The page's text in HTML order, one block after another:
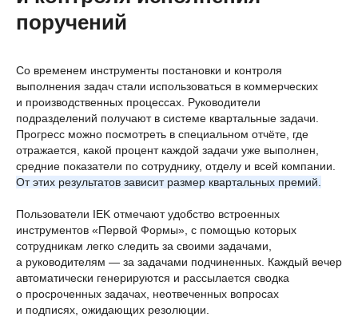
поручений
Со временем инструменты постановки и контроля
выполнения задач стали использоваться в коммерческих
и производственных процессах. Руководители
подразделений получают в системе квартальные задачи.
Прогресс можно посмотреть в специальном отчёте, где
отражается, какой процент каждой задачи уже выполнен,
средние показатели по сотруднику, отделу и всей компании.
От этих результатов зависит размер квартальных премий.
Пользователи IEK отмечают удобство встроенных
инструментов «Первой Формы», с помощью которых
сотрудникам легко следить за своими задачами,
а руководителям — за задачами подчиненных. Каждый вечер
автоматически генерируются и рассылается сводка
о просроченных задачах, неотвеченных вопросах
и подписях, ожидающих резолюции.